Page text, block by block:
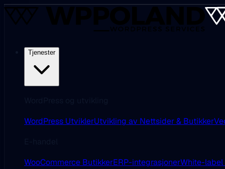
Tjenester
WordPress UtviklerUtvikling av Nettsider & Butikker
WooCommerce ButikkerERP-integrasjonerWhite-label